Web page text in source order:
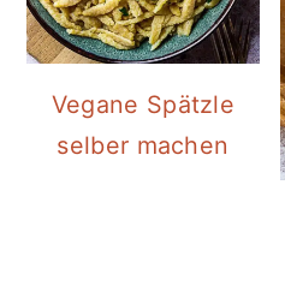
Vegane Spätzle
selber machen